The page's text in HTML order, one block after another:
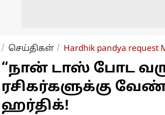
செய்திகள் Hardhik pandya request
“நான் டாஸ் போட
ரசிகர்களுக்கு
ஹர்திக்!